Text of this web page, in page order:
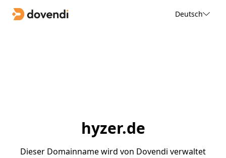
Deutsch
hyzer.de
Dieser Domainname wird von Dovendi verwaltet